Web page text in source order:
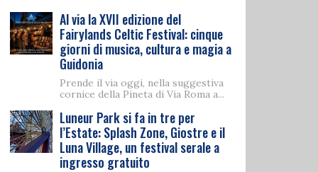
Al via la XVII edizione del
Fairylands Celtic Festival: cinque
giorni di musica, cultura e magia a
Guidonia
Prende il via oggi, nella suggestiva
cornice della Pineta di Via Roma a...
Luneur Park si fa in tre per
l’Estate: Splash Zone, Giostre e il
Luna Village, un festival serale a
ingresso gratuito